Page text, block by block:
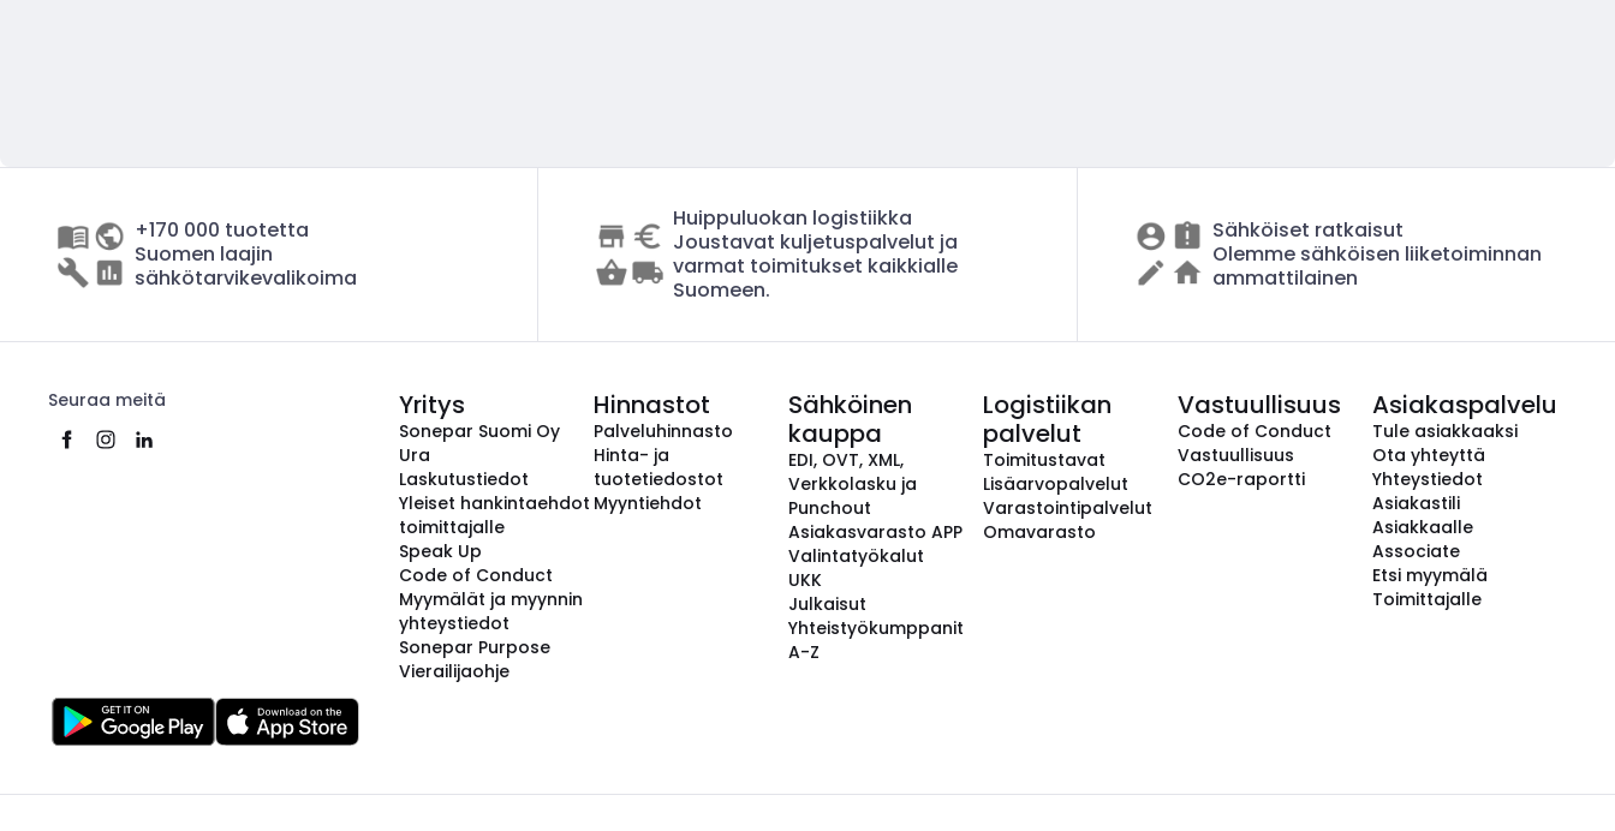
+170 000 tuotetta
Suomen laajin
sähkötarvikevalikoima
Huippuluokan logistiikka
Joustavat kuljetuspalvelut ja
varmat toimitukset kaikkialle
Suomeen.
Sähköiset ratkaisut
Olemme sähköisen liiketoiminnan
ammattilainen
Seuraa meitä Yritys
Sonepar Suomi Oy
Ura
Laskutustiedot
Yleiset hankintaehdot
toimittajalle
Speak Up
Code of Conduct
Myymälät ja myynnin
yhteystiedot
Sonepar Purpose
Vierailijaohje
Hinnastot
Palveluhinnasto
Hinta- ja
tuotetiedostot
Myyntiehdot
Sähköinen
kauppa
EDI, OVT, XML,
Verkkolasku ja
Punchout
Asiakasvarasto APP
Valintatyökalut
UKK
Julkaisut
Yhteistyökumppanit
A-Z
Logistiikan
palvelut
Toimitustavat
Lisäarvopalvelut
Varastointipalvelut
Omavarasto
Vastuullisuus
Code of Conduct
Vastuullisuus
CO2e-raportti
Asiakaspalvelu
Tule asiakkaaksi
Ota yhteyttä
Yhteystiedot
Asiakastili
Asiakkaalle
Associate
Etsi myymälä
Toimittajalle